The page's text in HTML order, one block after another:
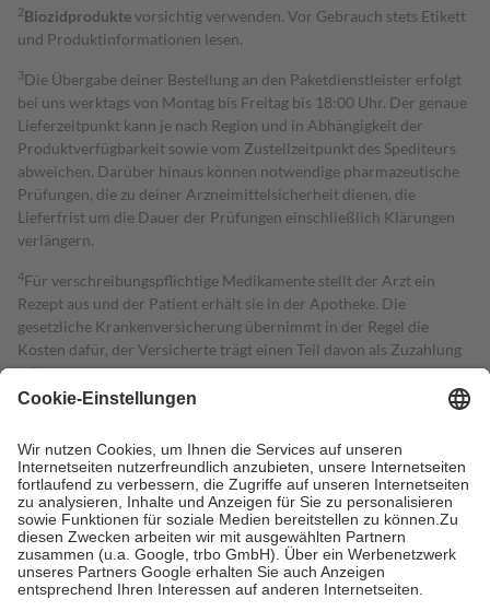
2Biozidproduktevorsichtig verwenden. Vor Gebrauch stets Etikett
und Produktinformationen lesen.
3Die Übergabe deiner Bestellung an den Paketdienstleister erfolgt
bei uns werktags von Montag bis Freitag bis 18:00 Uhr. Der genaue
Lieferzeitpunkt kann je nach Region und in Abhängigkeit der
Produktverfügbarkeit sowie vom Zustellzeitpunkt des Spediteurs
abweichen. Darüber hinaus können notwendige pharmazeutische
Prüfungen, die zu deiner Arzneimittelsicherheit dienen, die
Lieferfrist um die Dauer der Prüfungen einschließlich Klärungen
verlängern.
4Für verschreibungspflichtige Medikamente stellt der Arzt ein
Rezept aus und der Patient erhält sie in der Apotheke. Die
gesetzliche Krankenversicherung übernimmt in der Regel die
Kosten dafür, der Versicherte trägt einen Teil davon als Zuzahlung
mit.
Grundsätzlich leisten Mitglieder Zuzahlungen in Höhe von zehn
höchstens zehn Euro.
Es sind jedoch nie mehr als die tatsächlichen
Kosten der Leistung zu entrichten.
Diese Regeln gelten grundsätzlich auch für Online-Apotheken.
Bei Heilmitteln und häuslicher Krankenpflege beträgt die
Zuzahlung zehn Prozent der Kosten sowie zehn Euro je
Verordnung.
Um das Engagement der Versicherten für ihre eigene Gesundheit zu
stärken und die besondere Stellung der Familie zu unterstützen,